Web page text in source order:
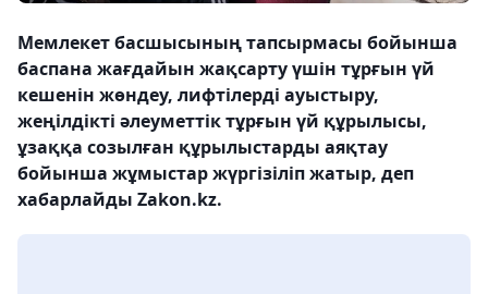
Мемлекет басшысының тапсырмасы бойынша
баспана жағдайын жақсарту үшін тұрғын үй
кешенін жөндеу, лифтілерді ауыстыру,
жеңілдікті әлеуметтік тұрғын үй құрылысы,
ұзаққа созылған құрылыстарды аяқтау
бойынша жұмыстар жүргізіліп жатыр, деп
хабарлайды Zakon.kz.